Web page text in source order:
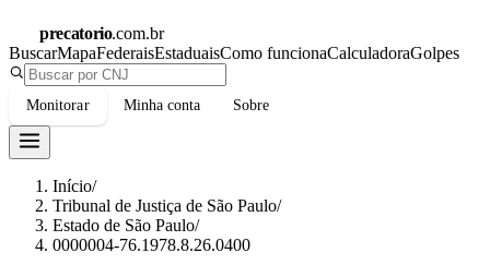
precatorio.com.br
BuscarMapaFederaisEstaduaisComo funcionaCalculadoraGolpes
Monitorar Minha conta Sobre
Início/
Tribunal de Justiça de São Paulo/
Estado de São Paulo/
0000004-76.1978.8.26.0400